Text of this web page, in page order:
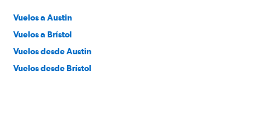
Vuelos a Austin
Vuelos a Brístol
Vuelos desde Austin
Vuelos desde Brístol